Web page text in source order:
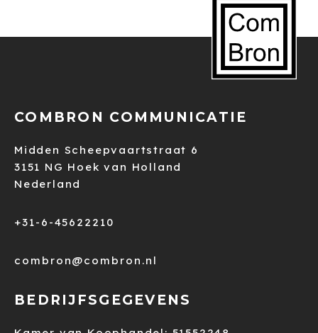
COMBRON COMMUNICATIE
Midden Scheepvaartstraat 6
3151 NG Hoek van Holland
Nederland
+31-6-45622210
combron@combron.nl
BEDRIJFSGEGEVENS